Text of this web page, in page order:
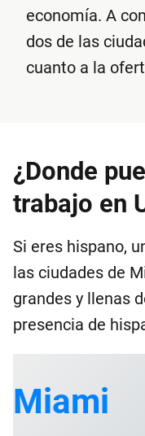
economía. A
dos de las
cuanto a la
¿Donde
trabajo en
Si eres hispano,
las ciudades de
grandes y llenas
presencia de
Miami